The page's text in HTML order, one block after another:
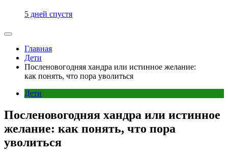
5 дней спустя
Главная
Дети
Посленовогодняя хандра или истинное желание:
как понять, что пора уволиться
Дети
Посленовогодняя хандра или истинное
желание: как понять, что пора
уволиться